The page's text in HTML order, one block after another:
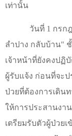
เท่านั้น
วันที่ 1 กรก
ลำปาง กลับบ้าน"
เจ้าหน้าที่ยังคงปฏิ
ผู้รับแจ้ง ก่อนที่จะ
ป่วยที่ต้องการเดิน
ให้การประสานงา
เตรียมรับตัวผู้ป่วย